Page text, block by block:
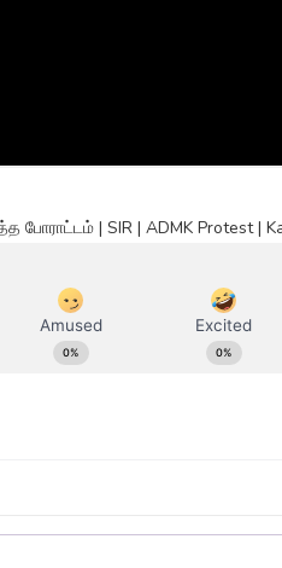
போராட்டம் | SIR | ADMK Protest |